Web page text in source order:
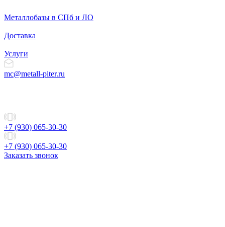
Металлобазы в СПб и ЛО
Доставка
Услуги
mc@metall-piter.ru
+7 (930) 065-30-30
+7 (930) 065-30-30
Заказать звонок